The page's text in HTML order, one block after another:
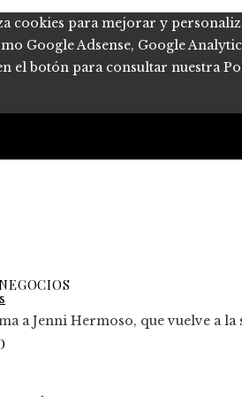
cookies para mejorar y
Google Adsense, Google
el botón para consultar nuestra
a Jenni Hermoso, que vuelve a